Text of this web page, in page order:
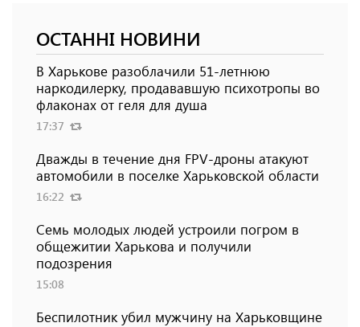
ОСТАННІ НОВИНИ
В Харькове разоблачили 51-летнюю
наркодилерку, продававшую психотропы во
флаконах от геля для душа
17:37
Дважды в течение дня FPV-дроны атакуют
автомобили в поселке Харьковской области
16:22
Семь молодых людей устроили погром в
общежитии Харькова и получили
подозрения
15:08
Беспилотник убил мужчину на Харьковщине